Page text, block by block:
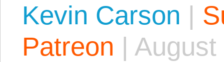
Kevin Carson |
Patreon |